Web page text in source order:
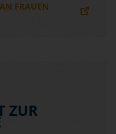
FRAUEN
ZUR